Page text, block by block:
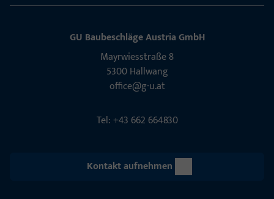
GU Baubeschläge Aus­tria GmbH
Mayrwies­straße 8
5300 Hall­wang
office@g-u.at
Tel: +43 662 664830
Kontakt aufnehmen